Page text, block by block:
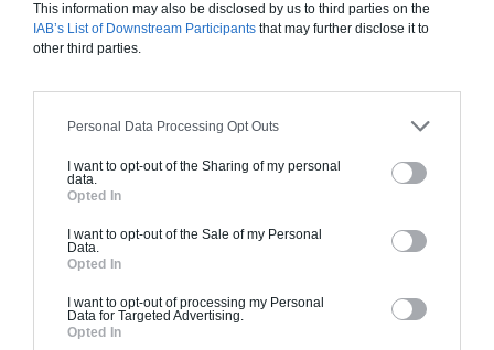
This information may also be disclosed by us to third parties on the
IAB’s List of Downstream Participants that may further disclose it to
other third parties.
Personal Data Processing Opt Outs
I want to opt-out of the Sharing of my personal
data.
Opted In
I want to opt-out of the Sale of my Personal
Data.
Opted In
I want to opt-out of processing my Personal
Data for Targeted Advertising.
Opted In
Isolation thermique de toiture
Il faut savoir que 30% des déperditions énergétiques d’une
maison se font par le toit. Ce qui rend l’isolation de(...)